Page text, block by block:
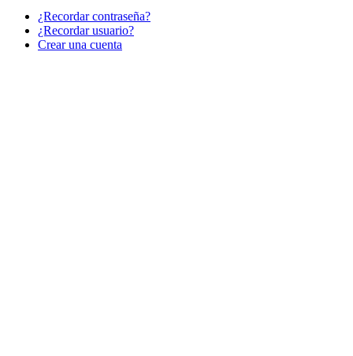
¿Recordar contraseña?
¿Recordar usuario?
Crear una cuenta